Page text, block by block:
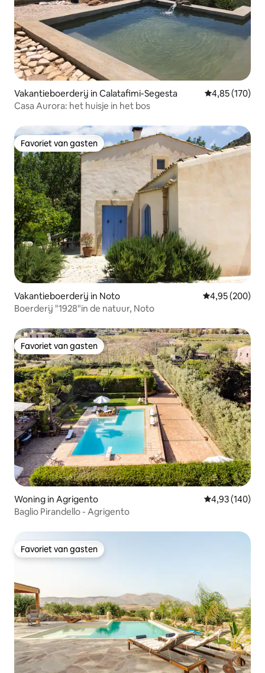
Vakantieboerderij in Calatafimi-Segesta Gemiddelde
4,85 (170)
Casa Aurora: het huisje in het bos
Favoriet van gasten
Favoriet van gasten
Vakantieboerderij in Noto Gemiddelde
4,95 (200)
Boerderij "1928"in de natuur, Noto
Favoriet van gasten
Favoriet van gasten
Woning in Agrigento Gemiddelde
4,93 (140)
Baglio Pirandello - Agrigento
Favoriet van gasten
Favoriet van gasten